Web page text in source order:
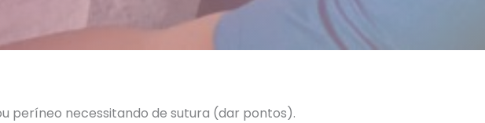
períneo necessitando de sutura (dar pontos).